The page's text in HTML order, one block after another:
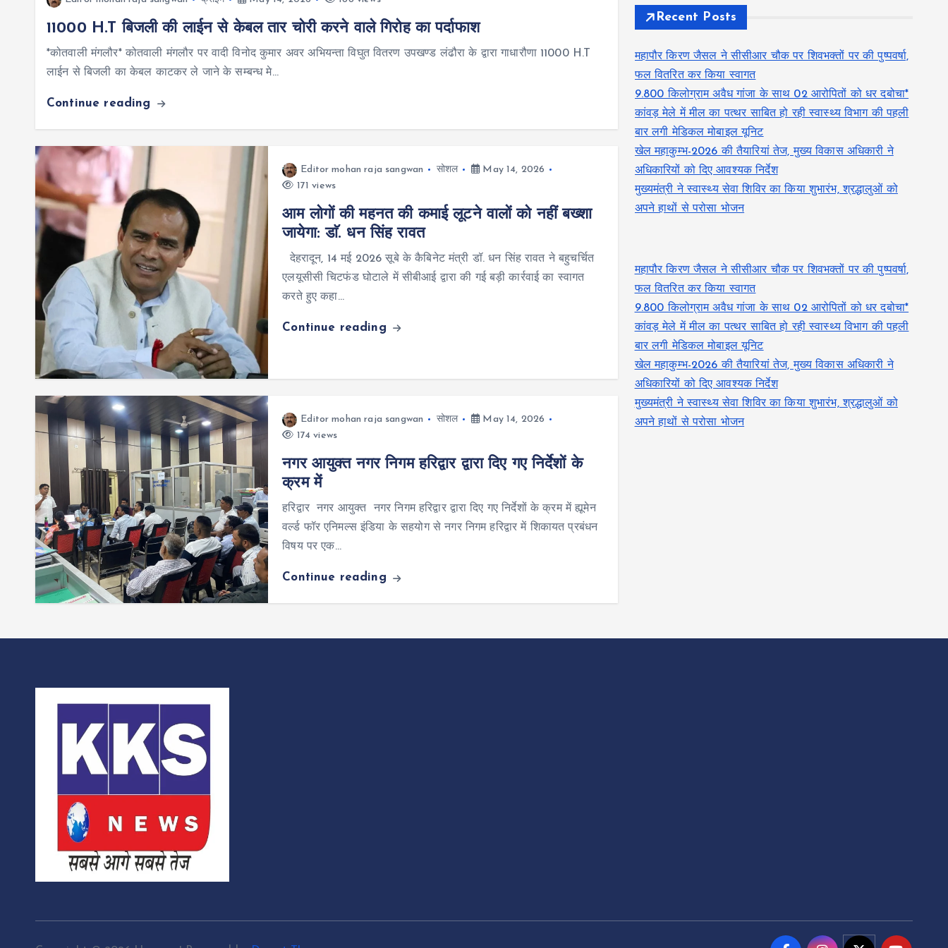
11000 H.T बिजली की लाईन से केबल तार चोरी करने वाले गिरोह का पर्दाफाश
*कोतवाली मंगलौर* कोतवाली मंगलौर पर वादी विनोद कुमार अवर अभियन्ता विघुत वितरण उपखण्ड लंढौरा के द्वारा गाधारौणा 11000 H.T
लाईन से बिजली का केबल काटकर ले जाने के सम्बन्ध मे…
Continue reading
Editor mohan raja sangwan सोशल
May 14, 2026
171 views
आम लोगों की महनत की कमाई लूटने वालों को नहीं बख्शा
जायेगा: डाॅ. धन सिंह रावत
देहरादून, 14 मई 2026 सूबे के कैबिनेट मंत्री डॉ. धन सिंह रावत ने बहुचर्चित
एलयूसीसी चिटफंड घोटाले में सीबीआई द्वारा की गई बड़ी कार्रवाई का स्वागत
करते हुए कहा…
Continue reading
Editor mohan raja sangwan सोशल
May 14, 2026
174 views
नगर आयुक्त नगर निगम हरिद्वार द्वारा दिए गए निर्देशों के
क्रम में
हरिद्वार नगर आयुक्त नगर निगम हरिद्वार द्वारा दिए गए निर्देशों के क्रम में ह्यूमेन
वर्ल्ड फॉर एनिमल्स इंडिया के सहयोग से नगर निगम हरिद्वार में शिकायत प्रबंधन
विषय पर एक…
Continue reading
Recent Posts
महापौर किरण जैसल ने सीसीआर चौक पर शिवभक्तों पर की पुष्पवर्षा,
फल वितरित कर किया स्वागत
9.800 किलोग्राम अवैध गांजा के साथ 02 आरोपितों को धर दबोचा*
कांवड़ मेले में मील का पत्थर साबित हो रही स्वास्थ्य विभाग की पहली
बार लगी मेडिकल मोबाइल यूनिट
खेल महाकुम्भ-2026 की तैयारियां तेज, मुख्य विकास अधिकारी ने
अधिकारियों को दिए आवश्यक निर्देश
मुख्यमंत्री ने स्वास्थ्य सेवा शिविर का किया शुभारंभ, श्रद्धालुओं को
अपने हाथों से परोसा भोजन
महापौर किरण जैसल ने सीसीआर चौक पर शिवभक्तों पर की पुष्पवर्षा,
फल वितरित कर किया स्वागत
9.800 किलोग्राम अवैध गांजा के साथ 02 आरोपितों को धर दबोचा*
कांवड़ मेले में मील का पत्थर साबित हो रही स्वास्थ्य विभाग की पहली
बार लगी मेडिकल मोबाइल यूनिट
खेल महाकुम्भ-2026 की तैयारियां तेज, मुख्य विकास अधिकारी ने
अधिकारियों को दिए आवश्यक निर्देश
मुख्यमंत्री ने स्वास्थ्य सेवा शिविर का किया शुभारंभ, श्रद्धालुओं को
अपने हाथों से परोसा भोजन